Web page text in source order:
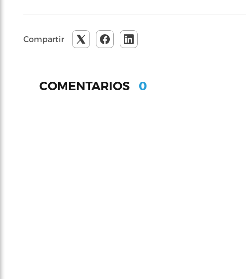
Compartir
COMENTARIOS 0